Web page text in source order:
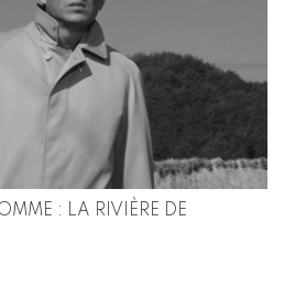
: LA RIVIÈRE DE